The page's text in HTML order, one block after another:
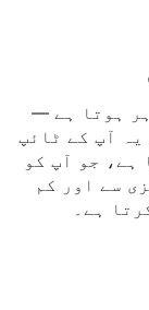
ہوتا ہے —
آپ کے ٹائپ
ہے، جو آپ کو
ہے۔